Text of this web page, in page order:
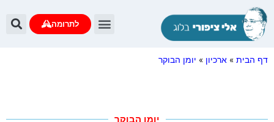
לתרומה
דף הבית » ארכיון » יומן הבוקר
יומן הבוקר